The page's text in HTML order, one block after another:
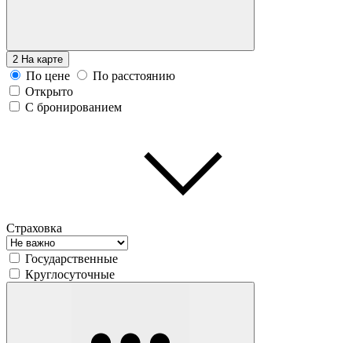
2 На карте
По цене
По расстоянию
Открыто
С бронированием
Страховка
Государственные
Круглосуточные